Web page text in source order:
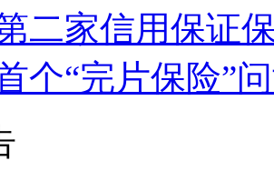
二家信用保证
个“完片保险”